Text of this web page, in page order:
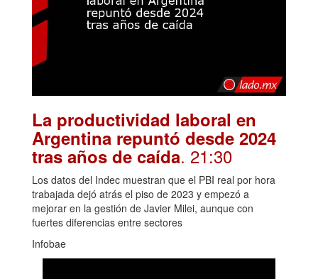
La productividad laboral en
Argentina repuntó desde 2024
tras años de caída. 21:30
Los datos del Indec muestran que el PBI real por hora
trabajada dejó atrás el piso de 2023 y empezó a
mejorar en la gestión de Javier Milei, aunque con
fuertes diferencias entre sectores
Infobae